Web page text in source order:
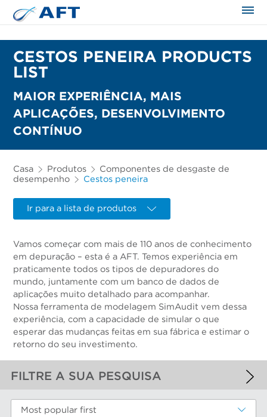
CESTOS PENEIRA PRODUCTS
LIST
MAIOR EXPERIÊNCIA, MAIS
APLICAÇÕES, DESENVOLVIMENTO
CONTÍNUO
Casa Produtos
Componentes de desgaste de
desempenho
Cestos peneira
Ir para a lista de produtos
Vamos começar com mais de 110 anos de conhecimento
em depuração – esta é a AFT. Temos experiência em
praticamente todos os tipos de depuradores do
mundo, juntamente com um banco de dados de
aplicações muito detalhado para acompanhar.
Nossa ferramenta de modelagem SimAudit vem dessa
experiência, com a capacidade de simular o que
esperar das mudanças feitas em sua fábrica e estimar o
retorno do seu investimento.
FILTRE A SUA PESQUISA
FILTROS APLICADOS
Most popular first